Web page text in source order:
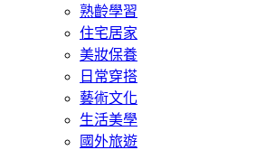
熟齡學習
住宅居家
美妝保養
日常穿搭
藝術文化
生活美學
國外旅遊